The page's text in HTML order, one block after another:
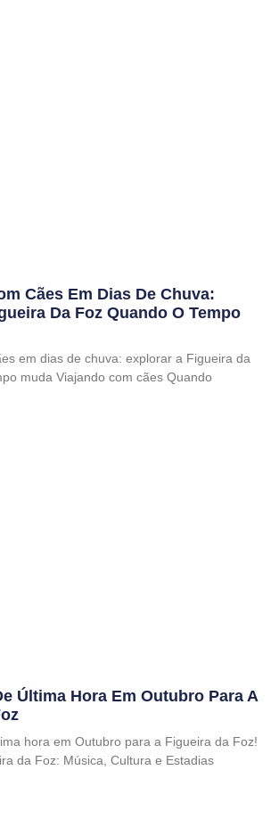
Cães Em Dias De Chuva:
Da Foz Quando O Tempo
em dias de chuva: explorar a Figueira da
muda Viajando com cães Quando
Última Hora Em Outubro Para A
hora em Outubro para a Figueira da Foz!
da Foz: Música, Cultura e Estadias